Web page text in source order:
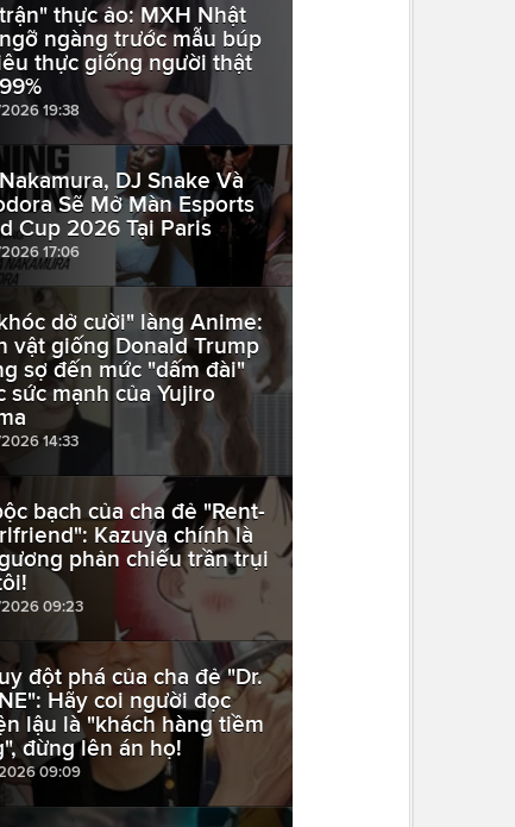
thực ảo: MXH Nhật
ngàng trước mẫu búp
thực giống người thật
19:38
DJ Snake Và
Sẽ Mở Màn Esports
Cup 2026 Tại Paris
17:06
dở cười" làng Anime:
vật giống Donald Trump
sợ đến mức "dấm đài"
sức mạnh của Yujiro
14:33
bạch của cha đẻ "Rent-
Kazuya chính là
phản chiếu trần trụi
09:23
đột phá của cha đẻ "Dr.
Hãy coi người đọc
lậu là "khách hàng tiềm
đừng lên án họ!
09:09